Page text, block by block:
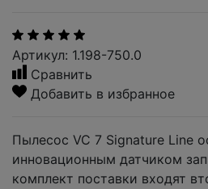
Артикул: 1.198-750.0
Сравнить
Добавить в избранное
Пылесос VC 7 Signature Line
инновационным датчиком
комплект поставки входят